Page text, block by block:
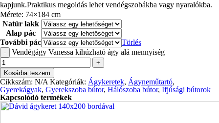
kapjunk.Praktikus megoldás lehet vendégszobákba vagy nyaralókba.
Mérete: 74×184 cm
Natúr lakk
Alap pác
További pác
Törlés
- Vendégágy Vanessa kihúzható ágy alá mennyiség
+
Kosárba teszem
Cikkszám: N/A Kategóriák: Ágykeretek, Ágyneműtartó,
Gyerekágyak, Gyerekszoba bútor, Hálószoba bútor, Ifjúsági bútorok
Kapcsolódó termékek